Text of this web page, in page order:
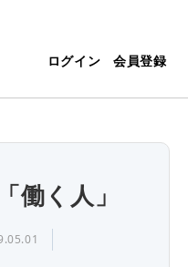
ログイン 会員登録
働く人」